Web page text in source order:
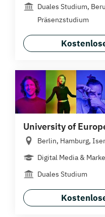
Duales Studium,
Präsenzstudium
University of
Berlin, Hamburg,
Digital Media &
Duales Studium